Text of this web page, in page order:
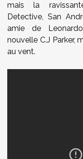
mais la
Detective, San
amie de
nouvelle C.J Parker,
au vent.